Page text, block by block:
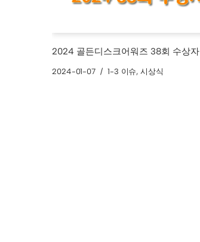
2024 골든디스크어워즈 38회 수상자
2024-01-07 1-3 이슈,시상식